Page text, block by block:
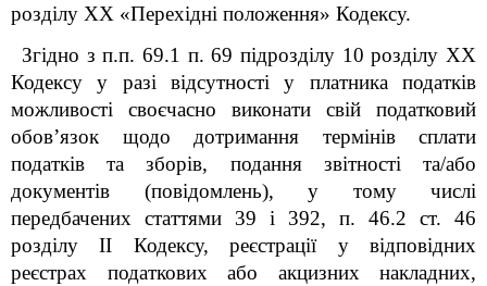
розділу ХХ «Перехідні положення» Кодексу.
Згідно з п.п. 69.1 п. 69 підрозділу 10 розділу ХХ
Кодексу у разі відсутності у платника податків
можливості своєчасно виконати свій податковий
обов’язок щодо дотримання термінів сплати
податків та зборів, подання звітності та/або
документів (повідомлень), у тому числі
передбачених статтями 39 і 392, п. 46.2 ст. 46
розділуII Кодексу, реєстрації у відповідних
реєстрах податкових або акцизних накладних,